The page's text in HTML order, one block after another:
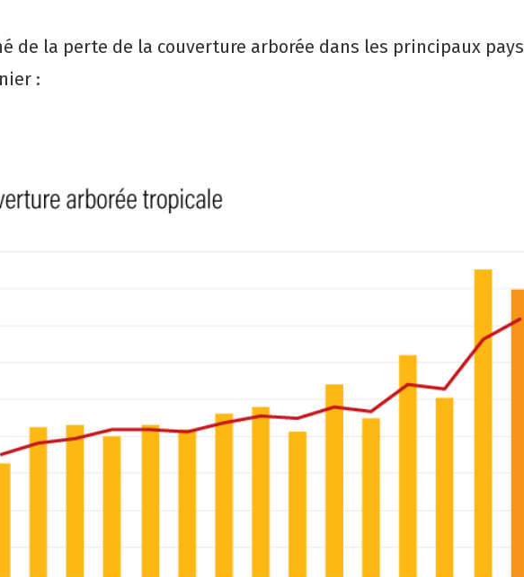
de la perte de la couverture arborée dans les principaux pays
: